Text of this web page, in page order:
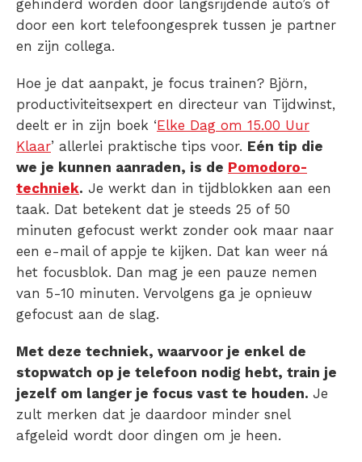
gehinderd worden door langsrijdende auto’s of
door een kort telefoongesprek tussen je partner
en zijn collega.
Hoe je dat aanpakt, je focus trainen? Björn,
productiviteitsexpert en directeur van Tijdwinst,
deelt er in zijn boek ‘Elke Dag om 15.00 Uur
Klaar’ allerlei praktische tips voor. Eén tip die
we je kunnen aanraden, is de Pomodoro-
techniek. Je werkt dan in tijdblokken aan een
taak. Dat betekent dat je steeds 25 of 50
minuten gefocust werkt zonder ook maar naar
een e-mail of appje te kijken. Dat kan weer ná
het focusblok. Dan mag je een pauze nemen
van 5-10 minuten. Vervolgens ga je opnieuw
gefocust aan de slag.
Met deze techniek, waarvoor je enkel de
stopwatch op je telefoon nodig hebt, train je
jezelf om langer je focus vast te houden. Je
zult merken dat je daardoor minder snel
afgeleid wordt door dingen om je heen.